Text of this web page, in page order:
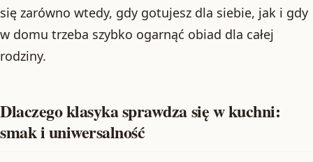
się zarówno wtedy, gdy gotujesz dla siebie, jak i gdy
w domu trzeba szybko ogarnąć obiad dla całej
rodziny.
Dlaczego klasyka sprawdza się w kuchni:
smak i uniwersalność